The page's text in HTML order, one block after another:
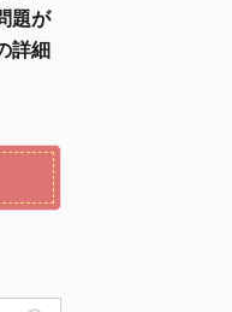
題が
詳細